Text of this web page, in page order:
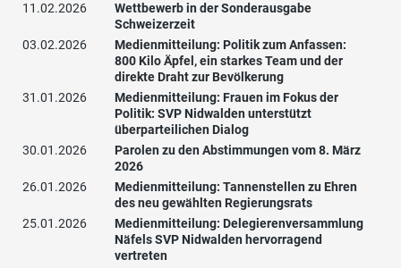
11.02.2026
Wettbewerb in der Sonderausgabe
Schweizerzeit
03.02.2026
Medienmitteilung: Politik zum Anfassen:
800 Kilo Äpfel, ein starkes Team und der
direkte Draht zur Bevölkerung
31.01.2026
Medienmitteilung: Frauen im Fokus der
Politik: SVP Nidwalden unterstützt
überparteilichen Dialog
30.01.2026
Parolen zu den Abstimmungen vom 8. März
2026
26.01.2026
Medienmitteilung: Tannenstellen zu Ehren
des neu gewählten Regierungsrats
25.01.2026
Medienmitteilung: Delegierenversammlung
Näfels SVP Nidwalden hervorragend
vertreten